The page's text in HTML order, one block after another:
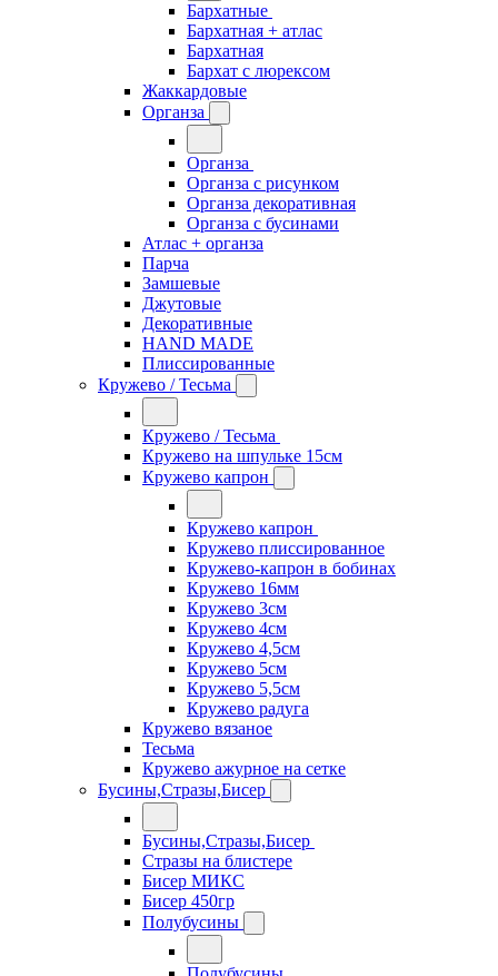
Бархатные
Бархатная + атлас
Бархатная
Бархат с люрексом
Жаккардовые
Органза
Органза
Органза с рисунком
Органза декоративная
Органза с бусинами
Атлас + органза
Парча
Замшевые
Джутовые
Декоративные
HAND MADE
Плиссированные
Кружево / Тесьма
Кружево / Тесьма
Кружево на шпульке 15см
Кружево капрон
Кружево капрон
Кружево плиссированное
Кружево-капрон в бобинах
Кружево 16мм
Кружево 3см
Кружево 4см
Кружево 4,5см
Кружево 5см
Кружево 5,5см
Кружево радуга
Кружево вязаное
Тесьма
Кружево ажурное на сетке
Бусины,Стразы,Бисер
Бусины,Стразы,Бисер
Стразы на блистере
Бисер МИКС
Бисер 450гр
Полубусины